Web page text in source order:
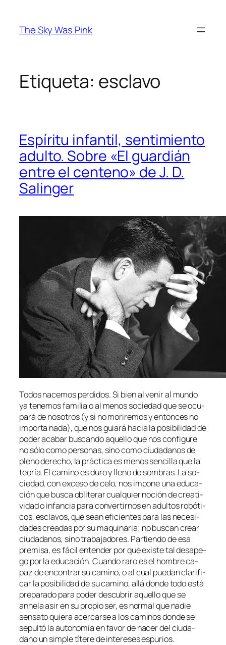
contenido
The Sky Was Pink
Etiqueta: esclavo
Espíritu infantil, sentimiento
adulto. Sobre «El guardián
entre el centeno» de J. D.
Salinger
Todos na­ce­mos per­di­dos. Si bien al ve­nir al mun­do
ya te­ne­mos fa­mi­lia o al me­nos so­cie­dad que se ocu­
pa­rá de no­so­tros (y si no mo­ri­re­mos y en­ton­ces no
im­por­ta na­da), que nos guia­rá ha­cia la po­si­bi­li­dad de
po­der aca­bar bus­can­do aque­llo que nos con­fi­gu­re
no só­lo co­mo per­so­nas, sino co­mo ciu­da­da­nos de
pleno de­re­cho, la prác­ti­ca es me­nos sen­ci­lla que la
teo­ría. El ca­mino es du­ro y lleno de som­bras. La so­
cie­dad, con ex­ce­so de ce­lo, nos im­po­ne una edu­ca­
ción que bus­ca obli­te­rar cual­quier no­ción de crea­ti­
vi­dad o in­fan­cia pa­ra con­ver­tir­nos en adul­tos ro­bó­ti­
cos, es­cla­vos, que sean efi­cien­tes pa­ra las ne­ce­si­
da­des crea­das por su ma­qui­na­ria; no bus­can crear
ciu­da­da­nos, sino tra­ba­ja­do­res. Partiendo de esa
pre­mi­sa, es fá­cil en­ten­der por qué exis­te tal des­ape­
go por la edu­ca­ción. Cuando ra­ro es el hom­bre ca­
paz de en­con­trar su ca­mino, o al cual pue­dan cla­ri­fi­
car la po­si­bi­li­dad de su ca­mino, allá don­de to­do es­tá
pre­pa­ra­do pa­ra po­der des­cu­brir aque­llo que se
anhe­la asir en su pro­pio ser, es nor­mal que na­die
sen­sa­to quie­ra acer­car­se a los ca­mi­nos don­de se
se­pul­tó la au­to­no­mía en fa­vor de ha­cer del ciu­da­
dano un sim­ple tí­te­re de in­tere­ses espurios.